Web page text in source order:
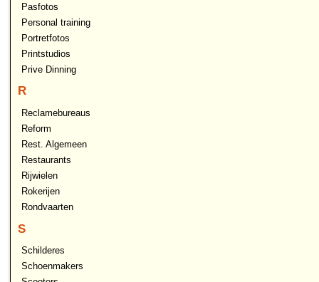
Pasfotos
Personal training
Portretfotos
Printstudios
Prive Dinning
R
Reclamebureaus
Reform
Rest. Algemeen
Restaurants
Rijwielen
Rokerijen
Rondvaarten
S
Schilderes
Schoenmakers